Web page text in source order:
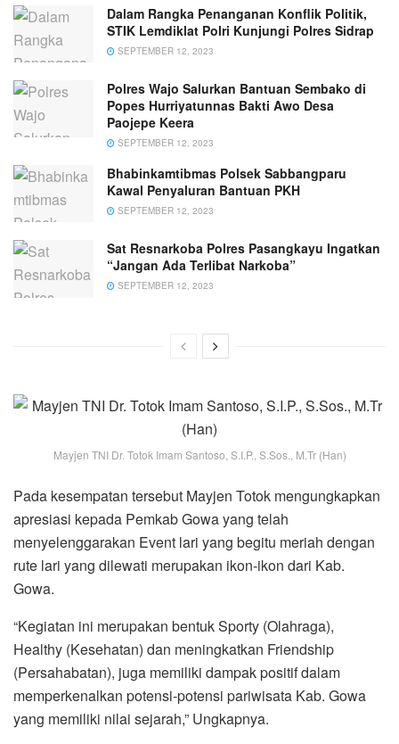
Dalam Rangka Penanganan Konflik Politik,
STIK Lemdiklat Polri Kunjungi Polres Sidrap
SEPTEMBER 12, 2023
Polres Wajo Salurkan Bantuan Sembako di
Popes Hurriyatunnas Bakti Awo Desa
Paojepe Keera
SEPTEMBER 12, 2023
Bhabinkamtibmas Polsek Sabbangparu
Kawal Penyaluran Bantuan PKH
SEPTEMBER 12, 2023
Sat Resnarkoba Polres Pasangkayu Ingatkan
“Jangan Ada Terlibat Narkoba”
SEPTEMBER 12, 2023
Mayjen TNI Dr. Totok Imam Santoso, S.I.P., S.Sos., M.Tr (Han)
Pada kesempatan tersebut Mayjen Totok mengungkapkan
apresiasi kepada Pemkab Gowa yang telah
menyelenggarakan Event lari yang begitu meriah dengan
rute lari yang dilewati merupakan ikon-ikon dari Kab.
Gowa.
“Kegiatan ini merupakan bentuk Sporty (Olahraga),
Healthy (Kesehatan) dan meningkatkan Friendship
(Persahabatan), juga memiliki dampak positif dalam
memperkenalkan potensi-potensi pariwisata Kab. Gowa
yang memiliki nilai sejarah,” Ungkapnya.